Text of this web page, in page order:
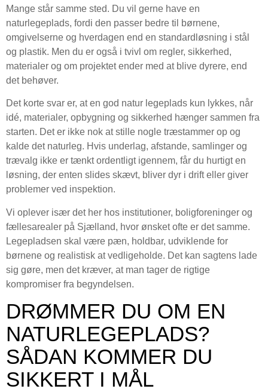
Mange står samme sted. Du vil gerne have en
naturlegeplads, fordi den passer bedre til børnene,
omgivelserne og hverdagen end en standardløsning i stål
og plastik. Men du er også i tvivl om regler, sikkerhed,
materialer og om projektet ender med at blive dyrere, end
det behøver.
Det korte svar er, at en god natur legeplads kun lykkes, når
idé, materialer, opbygning og sikkerhed hænger sammen fra
starten. Det er ikke nok at stille nogle træstammer op og
kalde det naturleg. Hvis underlag, afstande, samlinger og
trævalg ikke er tænkt ordentligt igennem, får du hurtigt en
løsning, der enten slides skævt, bliver dyr i drift eller giver
problemer ved inspektion.
Vi oplever især det her hos institutioner, boligforeninger og
fællesarealer på Sjælland, hvor ønsket ofte er det samme.
Legepladsen skal være pæn, holdbar, udviklende for
børnene og realistisk at vedligeholde. Det kan sagtens lade
sig gøre, men det kræver, at man tager de rigtige
kompromiser fra begyndelsen.
DRØMMER DU OM EN
NATURLEGEPLADS?
SÅDAN KOMMER DU
SIKKERT I MÅL